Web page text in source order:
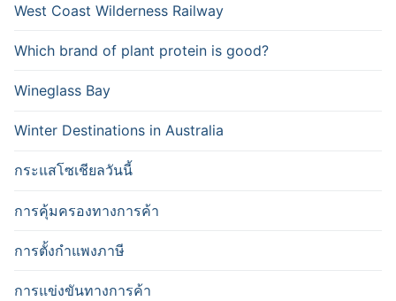
West Coast Wilderness Railway
Which brand of plant protein is good?
Wineglass Bay
Winter Destinations in Australia
กระแสโซเชียลวันนี้
การคุ้มครองทางการค้า
การตั้งกำแพงภาษี
การแข่งขันทางการค้า